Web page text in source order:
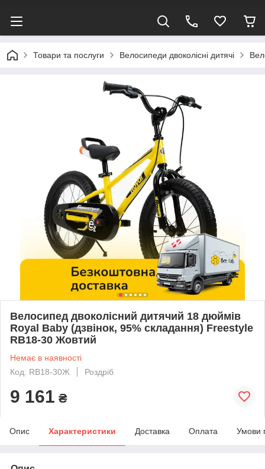
Товари та послуги Велосипеди двоколісні дитячі
Велосипед двоколісний дитячий 18 дюймів
Royal Baby (дзвінок, 95% складання) Freestyle
RB18-30 Жовтий
Немає в наявності
Код: RB18-30Ж
Роздріб
9 161 ₴
Опис Характеристики Доставка Оплата Умови